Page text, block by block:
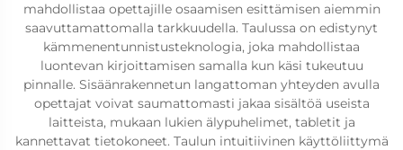
mahdollistaa opettajille osaamisen esittämisen aiemmin
saavuttamattomalla tarkkuudella. Taulussa on edistynyt
kämmenentunnistusteknologia, joka mahdollistaa
luontevan kirjoittamisen samalla kun käsi tukeutuu
pinnalle. Sisäänrakennetun langattoman yhteyden avulla
opettajat voivat saumattomasti jakaa sisältöä useista
laitteista, mukaan lukien älypuhelimet, tabletit ja
kannettavat tietokoneet. Taulun intuitiivinen käyttöliittymä